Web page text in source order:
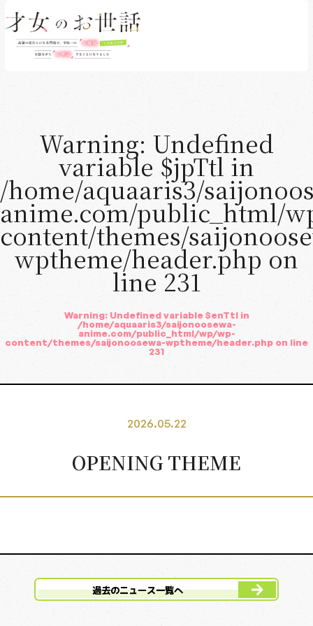
最新情報
放送・配信情報
ON AIR & STREAMING
ムービー
MOVIE
イントロダクション
登場人物
BOOKS
グッズ
GOODS
Warning: Undefined
variable $jpTtl in
/home/aquaaris3/
anime.com/public_html/
content/themes/
wptheme/header.php on
line 231
Warning: Undefined variable $enTtl in
/home/aquaaris3/saijonoosewa-
anime.com/public_html/wp/wp-
content/themes/saijonoosewa-wptheme/header.php on line
231
2026.05.22
OPENING THEME
過去のニュース一覧へ